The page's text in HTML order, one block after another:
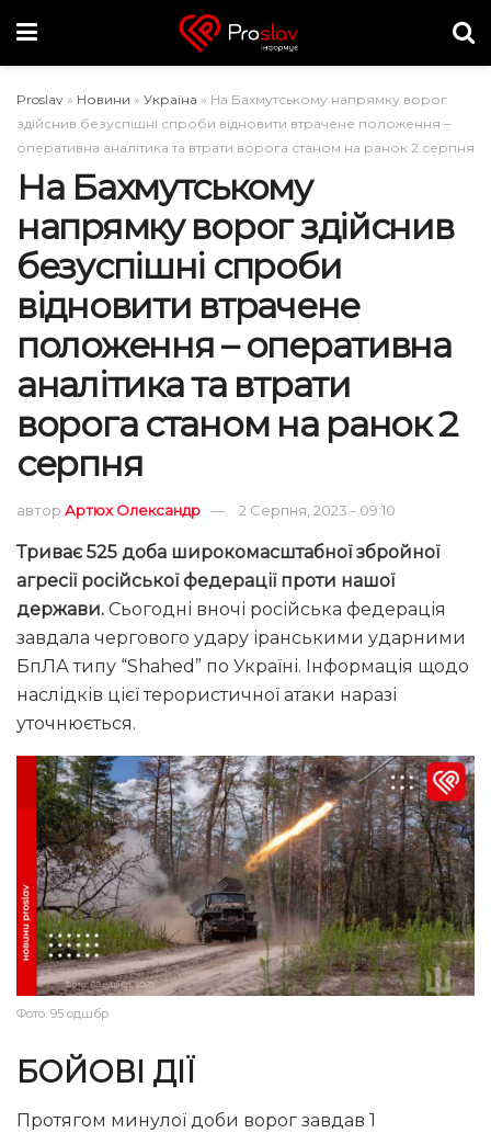
Proslav » Новини » Україна » На Бахмутському напрямку ворог
здійснив безуспішні спроби відновити втрачене положення –
оперативна аналітика та втрати ворога станом на ранок 2 серпня
На Бахмутському
напрямку ворог здійснив
безуспішні спроби
відновити втрачене
положення – оперативна
аналітика та втрати
ворога станом на ранок 2
серпня
автор Артюх Олександр 2 Серпня, 2023 - 09:10
Триває 525 доба широкомасштабної збройної
агресії російської федерації проти нашої
держави. Сьогодні вночі російська федерація
завдала чергового удару іранськими ударними
БпЛА типу “Shahed” по Україні. Інформація щодо
наслідків цієї терористичної атаки наразі
уточнюється.
Фото: 95 одшбр
БОЙОВІ ДІЇ
Протягом минулої доби ворог завдав 1